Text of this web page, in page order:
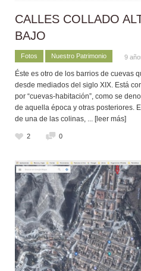
CALLES COLLADO
BAJO
Fotos Nuestro Patrimonio 9
Éste es otro de los barrios de cuevas
desde mediados del siglo XIX. Está
por “cuevas-habitación”, como se
de aquella época y otras posteriores.
de una de las colinas, ... [leer más]
2 0